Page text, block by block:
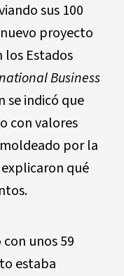
sus 100
proyecto
los Estados
Business
se indicó que
con valores
por la
qué
unos 59
estaba